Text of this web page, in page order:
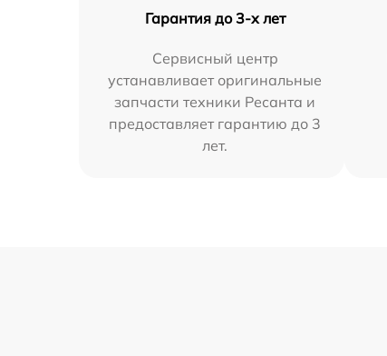
Гарантия до 3-х лет
Сервисный центр
устанавливает оригинальные
запчасти техники Ресанта и
предоставляет гарантию до 3
лет.